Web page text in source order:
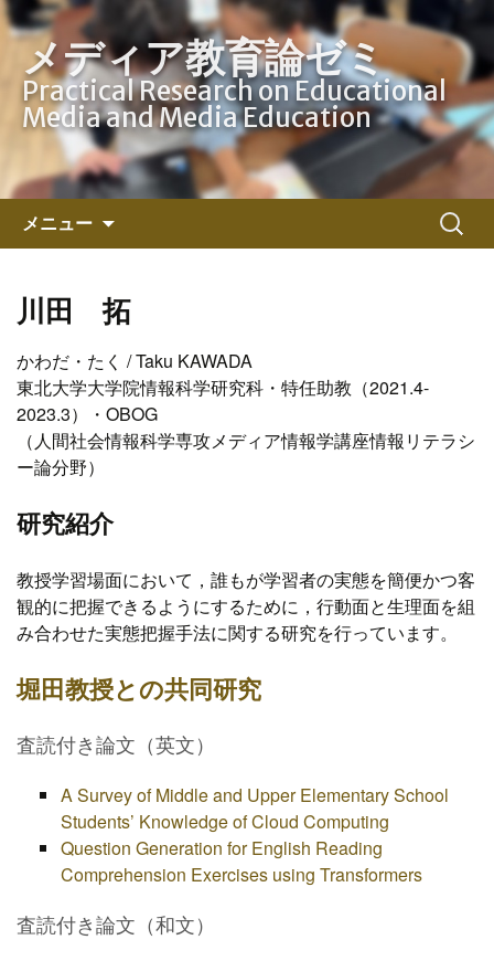
メディア教育論ゼミ
Practical Research on Educational
Media and Media Education
メニュー
ツ
ス
キ
ッ
プ
検
索:
川田 拓
かわだ・たく / Taku KAWADA
東北大学大学院情報科学研究科・特任助教（2021.4-
2023.3）・OBOG
（人間社会情報科学専攻メディア情報学講座情報リテラシ
ー論分野）
研究紹介
教授学習場面において，誰もが学習者の実態を簡便かつ客
観的に把握できるようにするために，行動面と生理面を組
み合わせた実態把握手法に関する研究を行っています。
堀田教授との共同研究
査読付き論文（英文）
A Survey of Middle and Upper Elementary School
Students’ Knowledge of Cloud Computing
Question Generation for English Reading
Comprehension Exercises using Transformers
査読付き論文（和文）